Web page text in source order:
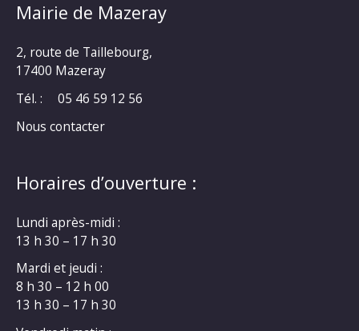
Mairie de Mazeray
2, route de Taillebourg,
17400 Mazeray
Tél. :
05 46 59 12 56
Nous contacter
Horaires d’ouverture :
Lundi après-midi :
13 h 30 – 17 h 30
Mardi et jeudi :
8 h 30 – 12 h 00
13 h 30 – 17 h 30